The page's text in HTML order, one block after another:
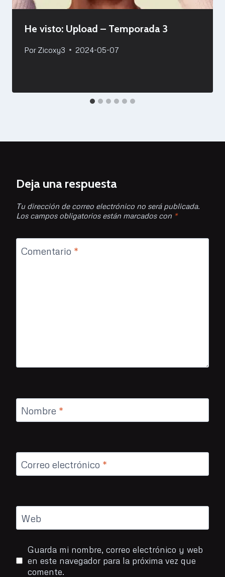
He visto: Upload – Temporada 3
Por Zicoxy3 2024-05-07
Deja una respuesta
Tu dirección de correo electrónico no será publicada.
Los campos obligatorios están marcados con *
Comentario *
Nombre *
Correo electrónico *
Web
Guarda mi nombre, correo electrónico y web
en este navegador para la próxima vez que
comente.